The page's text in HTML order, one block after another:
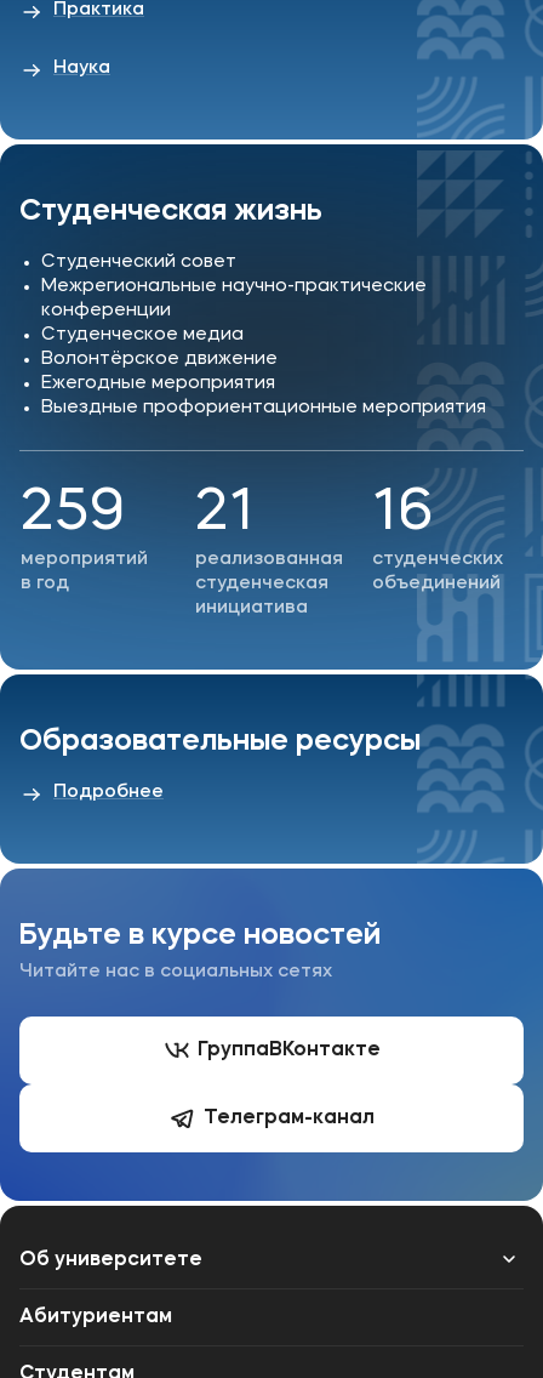
Практика
Наука
Студенческая жизнь
Студенческий совет
Межрегиональные научно-практические
конференции
Студенческое медиа
Волонтёрское движение
Ежегодные мероприятия
Выездные профориентационные мероприятия
259
мероприятий
в год
21
реализованная
студенческая
инициатива
16
студенческих
объединений
Образовательные ресурсы
Подробнее
Будьте в курсе новостей
Читайте нас в социальных сетях
Группа ВКонтакте
Телеграм-канал
Об университете
Лицензии и документы
Сведения об образовательной организации
Абитуриентам